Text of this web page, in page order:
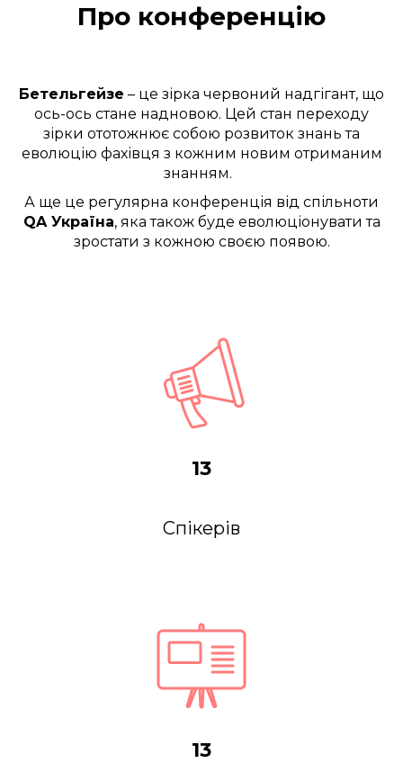
Про конференцію
Бетельгейзе – це зірка червоний надгігант, що
ось-ось стане надновою. Цей стан переходу
зірки ототожнює собою розвиток знань та
еволюцію фахівця з кожним новим отриманим
знанням.
А ще це регулярна конференція від спільноти
QA Україна, яка також буде еволюціонувати та
зростати з кожною своєю появою.
13
Спікерів
13